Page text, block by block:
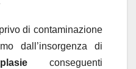
di contaminazione
dall’insorgenza di
conseguenti